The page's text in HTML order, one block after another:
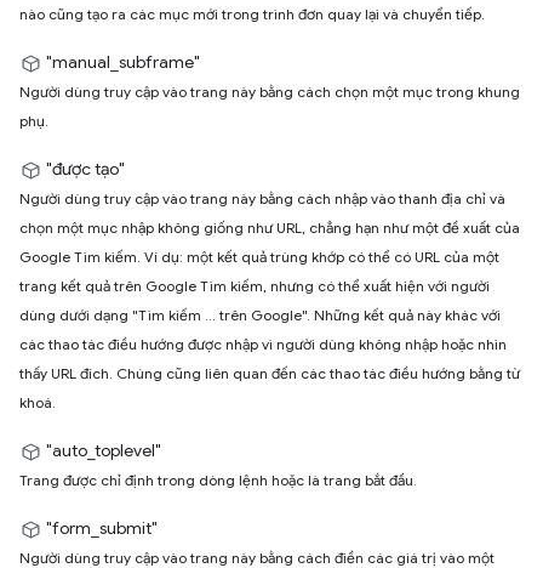
nào cũng tạo ra các mục mới trong trình đơn quay lại và chuyển tiếp.
"manual_subframe"
Người dùng truy cập vào trang này bằng cách chọn một mục trong khung
phụ.
"được tạo"
Người dùng truy cập vào trang này bằng cách nhập vào thanh địa chỉ và
chọn một mục nhập không giống như URL, chẳng hạn như một đề xuất của
Google Tìm kiếm. Ví dụ: một kết quả trùng khớp có thể có URL của một
trang kết quả trên Google Tìm kiếm, nhưng có thể xuất hiện với người
dùng dưới dạng "Tìm kiếm ... trên Google". Những kết quả này khác với
các thao tác điều hướng được nhập vì người dùng không nhập hoặc nhìn
thấy URL đích. Chúng cũng liên quan đến các thao tác điều hướng bằng từ
khoá.
"auto_toplevel"
Trang được chỉ định trong dòng lệnh hoặc là trang bắt đầu.
"form_submit"
Người dùng truy cập vào trang này bằng cách điền các giá trị vào một